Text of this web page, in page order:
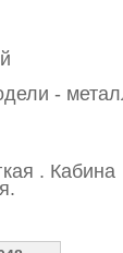
-
. Кабина